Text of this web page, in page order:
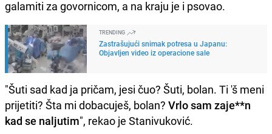
galamiti za govornicom, a na kraju je i psovao.
TRENDING
Zastrašujući snimak potresa u Japanu:
Objavljen video iz operacione sale
"Šuti sad kad ja pričam, jesi čuo? Šuti, bolan. Ti 'š meni
prijetiti? Šta mi dobacuješ, bolan? Vrlo sam zaje**n
kad se naljutim", rekao je Stanivuković.